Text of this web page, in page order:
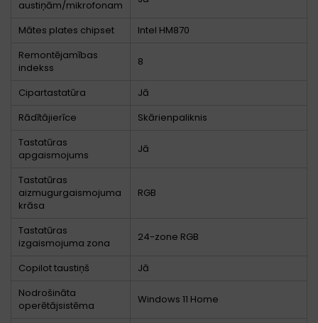
austiņām/mikrofonam
Mātes plates chipset
Intel HM870
Remontējamības
indekss
8
Cipartastatūra
Jā
Rādītājierīce
Skārienpaliknis
Tastatūras
apgaismojums
Jā
Tastatūras
aizmugurgaismojuma
krāsa
RGB
Tastatūras
izgaismojuma zona
24-zone RGB
Copilot taustiņš
Jā
Nodrošināta
operētājsistēma
Windows 11 Home